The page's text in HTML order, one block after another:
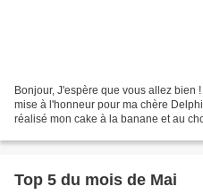
Bonjour, J'espère que vous allez bien
mise à l'honneur pour ma chère
réalisé mon cake à la banane et au
Top 5 du mois de Mai